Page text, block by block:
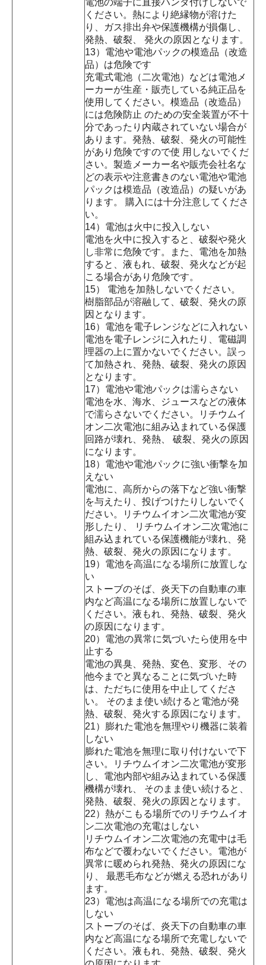
ください。熱により絶縁物が溶けた
り、ガス排出弁や保護機構が損傷し、
発熱、破裂、 発火の原因となります。
13）電池や電池パックの模造品（改造
品）は危険です
充電式電池（二次電池）などは電池メ
ーカーが生産・販売している純正品を
使用してください。模造品（改造品）
には危険防止 のための安全装置が不十
分であったり内蔵されていない場合が
あります。発熱、破裂、発火の可能性
があり危険ですので使 用しないでくだ
さい。製造メーカー名や販売会社名な
どの表示や注意書きのない電池や電池
パックは模造品（改造品）の疑いがあ
ります。 購入には十分注意してくださ
い。
14）電池は火中に投入しない
電池を火中に投入すると、破裂や発火
し非常に危険です。また、電池を加熱
すると、液もれ、破裂、発火などが起
こる場合があり危険です。
15） 電池を加熱しないでください。
樹脂部品が溶融して、破裂、発火の原
因となります。
16）電池を電子レンジなどに入れない
電池を電子レンジに入れたり、電磁調
理器の上に置かないでください。誤っ
て加熱され、発熱、破裂、発火の原因
となります。
17）電池や電池パックは濡らさない
電池を水、海水、ジュースなどの液体
で濡らさないでください。リチウムイ
オン二次電池に組み込まれている保護
回路が壊れ、発熱、 破裂、発火の原因
になります。
18）電池や電池パックに強い衝撃を加
えない
電池に、高所からの落下など強い衝撃
を与えたり、投げつけたりしないでく
ださい。リチウムイオン二次電池が変
形したり、 リチウムイオン二次電池に
組み込まれている保護機能が壊れ、発
熱、破裂、発火の原因になります。
19）電池を高温になる場所に放置しな
い
ストーブのそば、炎天下の自動車の車
内など高温になる場所に放置しないで
ください。液もれ、発熱、破裂、発火
の原因になります。
20）電池の異常に気づいたら使用を中
止する
電池の異臭、発熱、変色、変形、その
他今までと異なることに気づいた時
は、ただちに使用を中止してくださ
い。 そのまま使い続けると電池が発
熱、破裂、発火する原因になります。
21）膨れた電池を無理やり機器に装着
しない
膨れた電池を無理に取り付けないで下
さい。リチウムイオン二次電池が変形
し、電池内部や組み込まれている保護
機構が壊れ、 そのまま使い続けると、
発熱、破裂、発火の原因となります。
22）熱がこもる場所でのリチウムイオ
ン二次電池の充電はしない
リチウムイオン二次電池の充電中は毛
布などで覆わないでください。電池が
異常に暖められ発熱、発火の原因にな
り、 最悪毛布などが燃える恐れがあり
ます。
23）電池は高温になる場所での充電は
しない
ストーブのそば、炎天下の自動車の車
内など高温になる場所で充電しないで
ください。液もれ、発熱、破裂、発火